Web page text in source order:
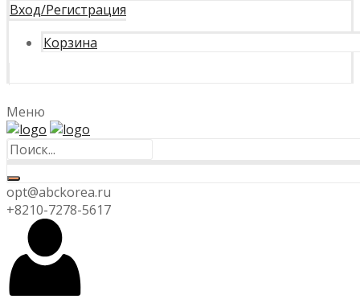
Вход/Регистрация
Корзина
Меню
opt@abckorea.ru
+8210-7278-5617